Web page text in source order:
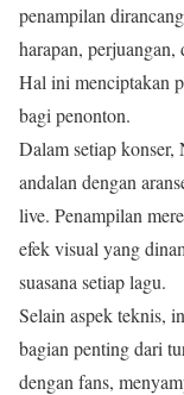
penampilan
harapan, perjuangan,
Hal ini menciptakan
bagi penonton.
Dalam setiap
andalan dengan
live. Penampilan
efek visual yang
suasana setiap lagu.
Selain aspek teknis,
bagian penting dari
dengan fans,